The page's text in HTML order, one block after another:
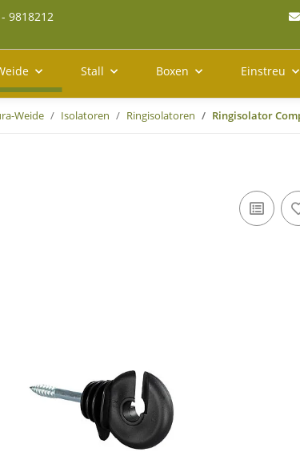
9818212
Stall Boxen Einstreu
Weide Isolatoren Ringisolatoren Ringisolator